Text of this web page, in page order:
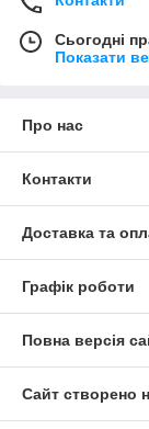
Сьогодні
Показати
Про нас
Контакти
Доставка та
Графік роботи
Повна версія
Сайт створено